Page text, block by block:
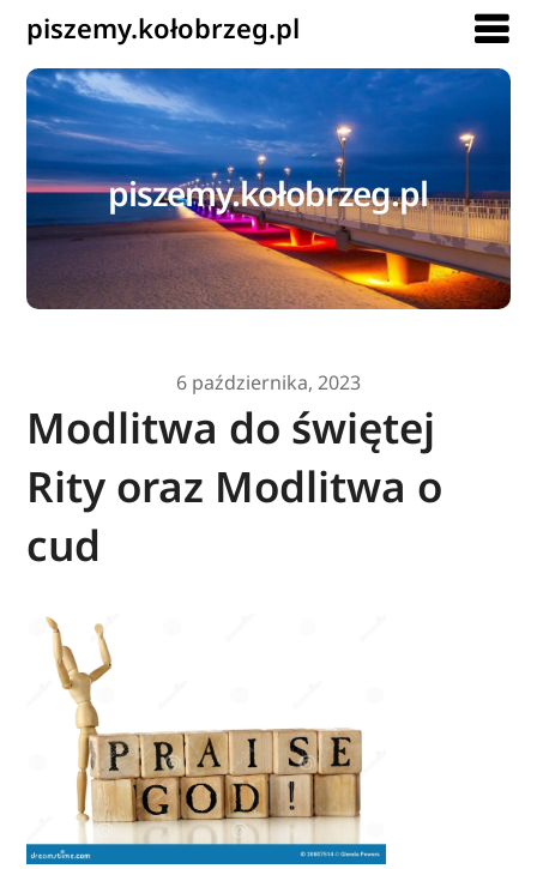
piszemy.kołobrzeg.pl
piszemy.kołobrzeg.pl
6 października, 2023
Modlitwa do świętej
Rity oraz Modlitwa o
cud